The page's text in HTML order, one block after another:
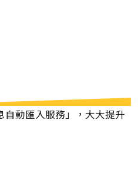
玫瑰針織 ─ 貿易通政府電子